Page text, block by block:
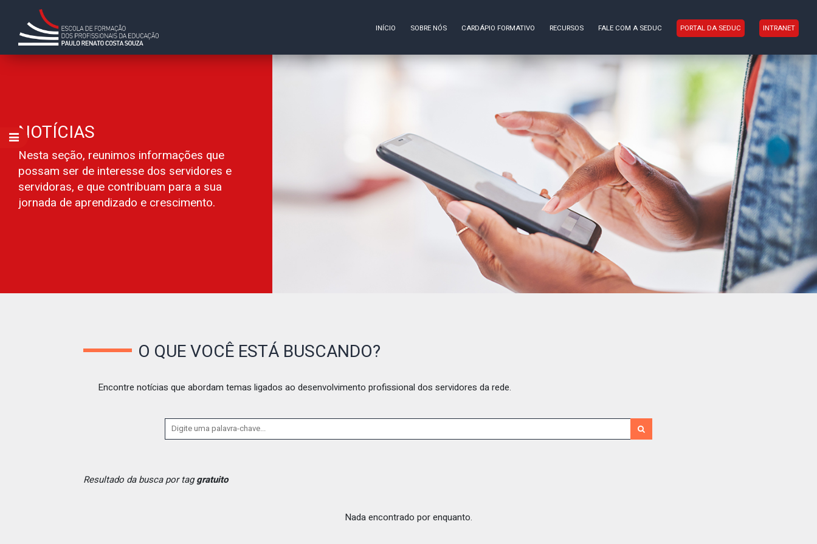
INÍCIO SOBRE NÓS CARDÁPIO FORMATIVO RECURSOS FALE COM A SEDUC PORTAL DA SEDUC INTRANET
NOTÍCIAS
Nesta seção, reunimos informações que
possam ser de interesse dos servidores e
servidoras, e que contribuam para a sua
jornada de aprendizado e crescimento.
O QUE VOCÊ ESTÁ BUSCANDO?
Encontre notícias que abordam temas ligados ao desenvolvimento profissional dos servidores da rede.
Resultado da busca por taggratuito
Nada encontrado por enquanto.